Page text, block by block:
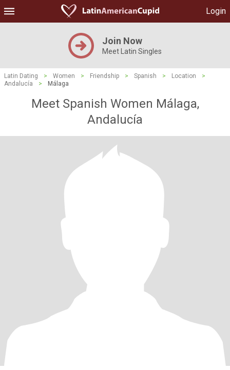
Login
Join Now
Meet Latin Singles
Latin Dating > Women > Friendship > Spanish > Location
>
Andalucía
> Málaga
Meet Spanish Women Málaga,
Andalucía